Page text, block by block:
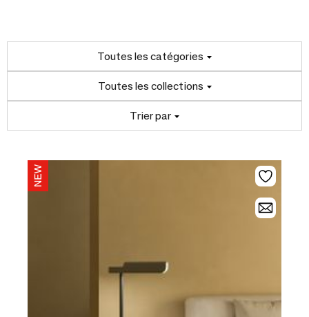
Toutes les catégories
Toutes les collections
Trier par